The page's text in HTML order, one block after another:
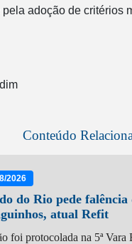
adoção de critérios
Conteúdo
2026
do Rio pede falência
atual Refit
foi protocolada na 5ª Vara